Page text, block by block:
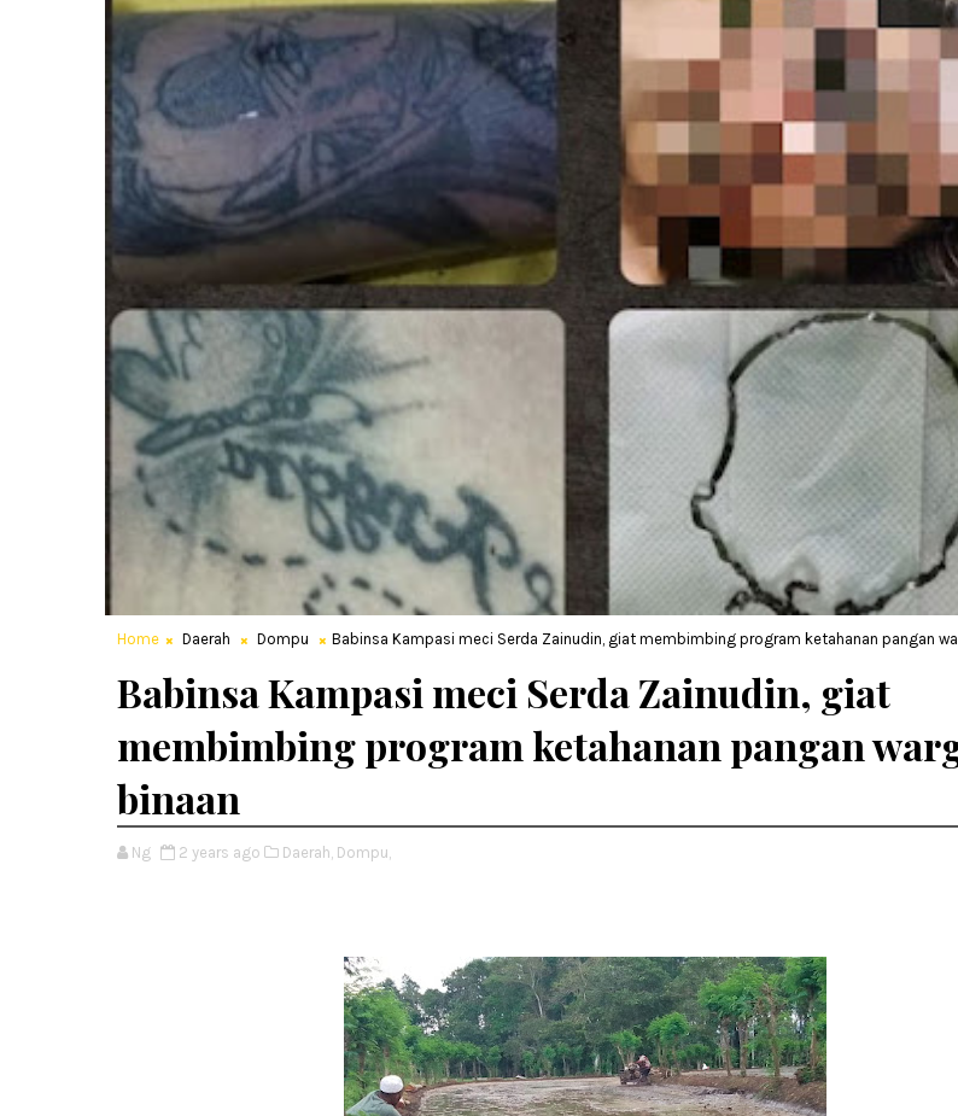
Home Daerah Dompu Babinsa Kampasi meci Serda Zainudin, giat membimbing program ketahanan pangan
Babinsa Kampasi meci Serda Zainudin, giat
membimbing program ketahanan pangan
binaan
Ng 2 years ago Daerah, Dompu,